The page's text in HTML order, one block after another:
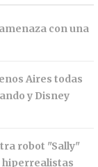
con una
Aires todas
y Disney
robot "Sally"
hiperrealistas